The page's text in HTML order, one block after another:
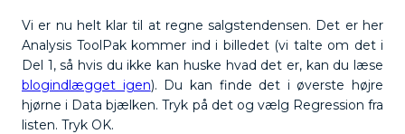
Vi er nu helt klar til at regne salgstendensen. Det er her
Analysis ToolPak kommer ind i billedet (vi talte om det i
Del 1, så hvis du ikke kan huske hvad det er, kan du læse
blogindlægget igen). Du kan finde det i øverste højre
hjørne i Data bjælken. Tryk på det og vælg Regression fra
listen. Tryk OK.